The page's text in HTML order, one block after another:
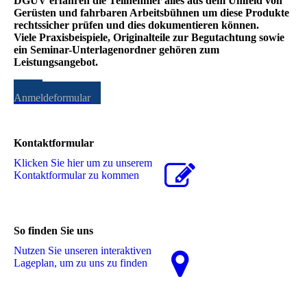
Gerüsten und fahrbaren Arbeitsbühnen um diese Produkte
rechtssicher prüfen und dies dokumentieren können.
Viele Praxisbeispiele, Originalteile zur Begutachtung sowie
ein Seminar-Unterlagenordner gehören zum
Leistungsangebot.
Anmeldeformular
Kontaktformular
Klicken Sie hier um zu unserem
Kon­takt­for­mu­lar zu kommen
So finden Sie uns
Nutzen Sie unseren interaktiven
La­ge­plan, um zu uns zu finden